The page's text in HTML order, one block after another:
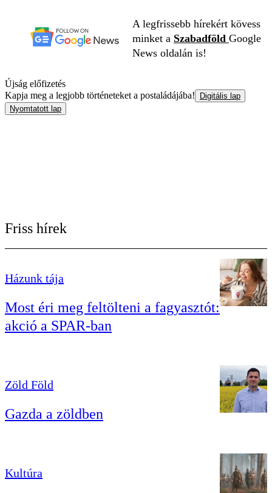
A legfrissebb hírekért kövess
minket a Szabadföld Google
News oldalán is!
Újság előfizetés
Kapja meg a legjobb történeteket a postaládájába!
Digitális lap
Nyomtatott lap
Friss hírek
Házunk tája
Most éri meg feltölteni a fagyasztót:
akció a SPAR-ban
Zöld Föld
Gazda a zöldben
Kultúra